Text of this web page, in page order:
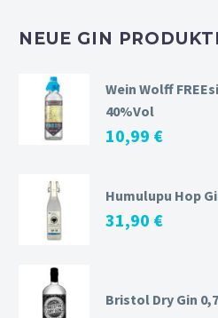
NEUE GIN
Wein Wolff
40%Vol
10,99 €
Humulupu Hop
31,90 €
Bristol Dry Gin